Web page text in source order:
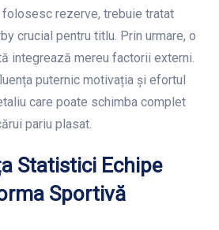
folosesc rezerve, trebuie tratat
crucial pentru titlu. Prin urmare, o
integrează mereu factorii externi.
puternic motivația și efortul
care poate schimba complet
pariu plasat.
Statistici Echipe
Sportivă